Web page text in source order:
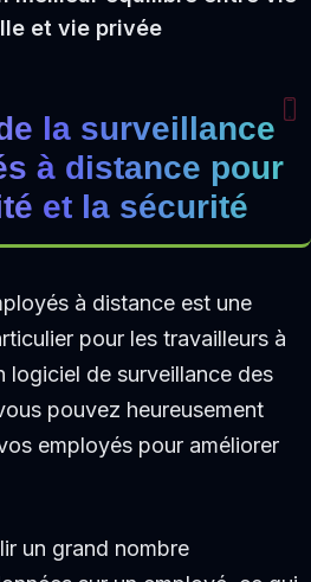
et vie privée
la surveillance
à distance pour
et la sécurité
à distance est une
pour les travailleurs à
logiciel de surveillance des
pouvez heureusement
employés pour améliorer
un grand nombre